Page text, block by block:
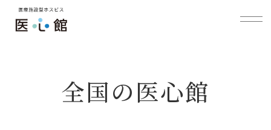
全国の医心館